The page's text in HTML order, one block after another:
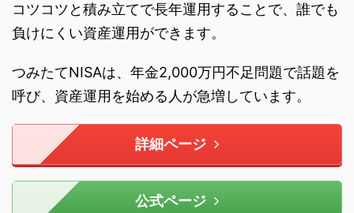
コツコツと積み立てで長年運用することで、誰でも
負けにくい資産運用ができます。
つみたてNISAは、年金2,000万円不足問題で話題を
呼び、資産運用を始める人が急増しています。
詳細ページ
公式ページ